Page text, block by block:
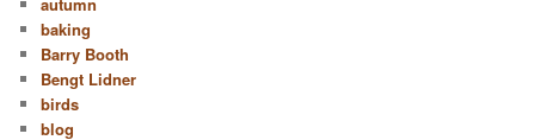
baking
Barry Booth
Bengt Lidner
birds
blog